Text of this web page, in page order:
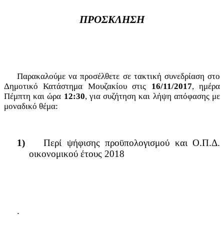
ΠΡΟΣΚΛΗΣΗ
Παρακαλούμε να προσέλθετε σε τακτική συνεδρίαση στο
Δημοτικό Κατάστημα Μουζακίου στις 16/11/2017, ημέρα
Πέμπτη και ώρα 12:30, για συζήτηση και λήψη απόφασης με
μοναδικό θέμα:
1)
Περί ψήφισης προϋπολογισμού και Ο.Π.Δ.
οικονομικού έτους 2018
.